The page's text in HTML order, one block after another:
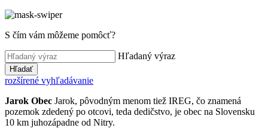
S čím vám môžeme pomôcť?
Hľadaný výraz
Hľadať
rozšírené vyhľadávanie
Jarok Obec Jarok, pôvodným menom tiež IREG, čo znamená
pozemok zdedený po otcovi, teda dedičstvo, je obec na Slovensku
10 km juhozápadne od Nitry.